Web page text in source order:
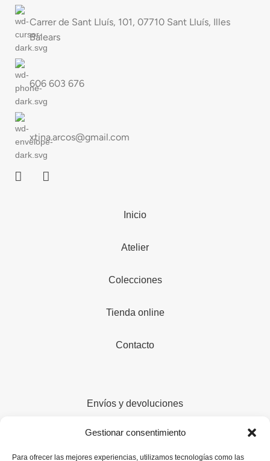
Gestionar consentimiento
Para ofrecer las mejores experiencias, utilizamos tecnologías como las
Carrer de Sant Lluís, 101, 07710 Sant Lluís, Illes
Balears
606 603 676
xtina.arcos@gmail.com
Inicio
Atelier
Colecciones
Tienda online
Contacto
Envíos y devoluciones
Cuidado de tus joyas